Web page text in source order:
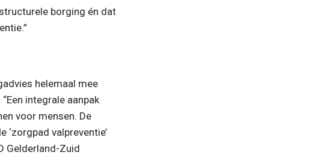
borging én dat
helemaal mee
integrale aanpak
voor mensen. De
‘zorgpad valpreventie’
Gelderland-Zuid